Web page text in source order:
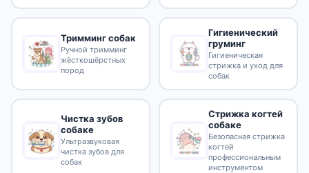
Тримминг собак
Ручной тримминг
жёсткошёрстных
пород
Гигиенический
груминг
Гигиеническая
стрижка и уход для
собак
Чистка зубов
собаке
Ультразвуковая
чистка зубов для
собак
Стрижка когтей
собаке
Безопасная стрижка
когтей
профессиональным
инструментом